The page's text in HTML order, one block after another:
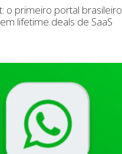
o primeiro portal brasileiro
lifetime deals de SaaS